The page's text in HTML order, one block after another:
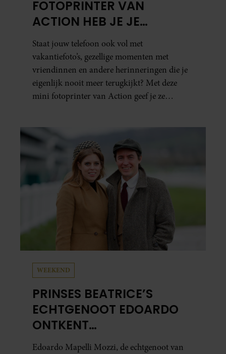
FOTOPRINTER VAN
ACTION HEB JE JE
FAVORIETE FOTO’S BINNEN
ÉÉN MINUUT IN HANDEN
Staat jouw telefoon ook vol met
vakantiefoto’s, gezellige momenten met
vriendinnen en andere herinneringen die je
eigenlijk nooit meer terugkijkt? Met deze
mini fotoprinter van Action geef je ze
al in handen.
WEEKEND
PRINSES BEATRICE’S
ECHTGENOOT EDOARDO
ONTKENT
HUWELIJKSPROBLEMEN
Edoardo Mapelli Mozzi, de echtgenoot van